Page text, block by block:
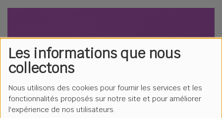
Les informations que nous
collectons
Nous utilisons des cookies pour fournir les services et les
fonctionnalités proposés sur notre site et pour améliorer
l'expérience de nos utilisateurs.